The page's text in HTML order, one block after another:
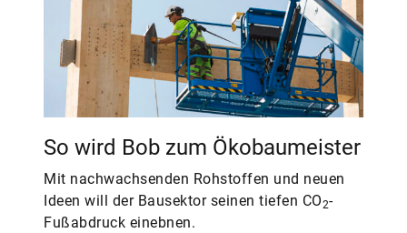
So wird Bob zum Ökobaumeister
Mit nachwachsenden Rohstoffen und neuen
Ideen will der Bausektor seinen tiefen CO2-
Fußabdruck einebnen.